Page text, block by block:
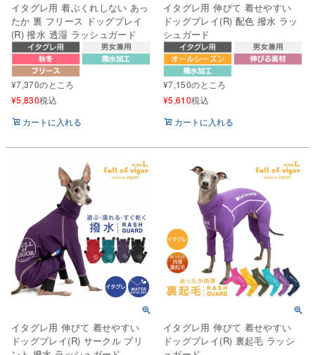
イタグレ用 着ぶくれしない あっ
たか 裏 フリース ドッグプレイ
(R) 撥水 透湿 ラッシュガード
¥7,370のところ
¥5,830税込
カートに入れる
イタグレ用 伸びて 着せやすい
ドッグプレイ(R) 配色 撥水 ラッ
シュガード
¥7,150のところ
¥5,610税込
カートに入れる
イタグレ用 伸びて 着せやすい
ドッグプレイ(R) サークル プリ
イタグレ用 伸びて 着せやすい
ドッグプレイ(R) 裏起毛 ラッシ